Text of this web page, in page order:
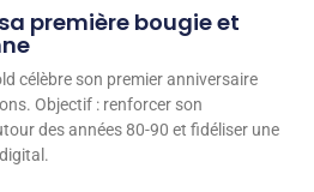
première bougie et
célèbre son premier anniversaire
Objectif : renforcer son
des années 80-90 et fidéliser une